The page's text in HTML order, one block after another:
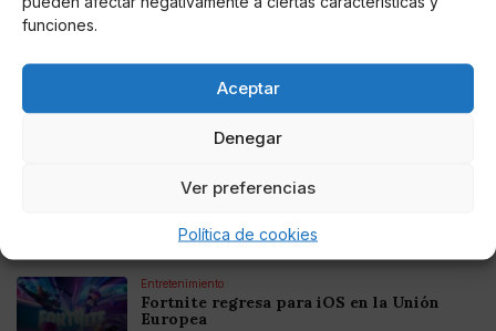
funciones.
Aceptar
Denegar
Ver preferencias
Política de cookies
Online Casino
Mejores Casinos Online con Bitcoin y
Criptomonedas en Argentina 2025
Online Casino
Mejores casinos online con
Entretenimiento
Fortnite regresa para iOS en la Unión
Europea